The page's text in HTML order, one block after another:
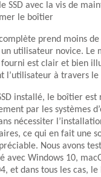
SSD avec la vis de
le boîtier
prend moins
utilisateur novice. Le
fourni est clair et bien
l’utilisateur à travers le
installé, le boîtier est
par les systèmes
nécessiter
ce qui en fait une
Nous avons
avec Windows 10,
et dans tous les cas,